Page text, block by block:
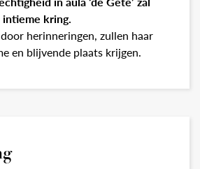
kring.
herinneringen, zullen haar
en blijvende plaats krijgen.